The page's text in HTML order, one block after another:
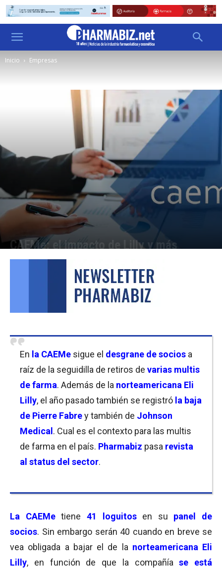
Inicio Empresas
CAEMe: el impacto de Lilly y más
Por Cristina Kroll - 22/07/2021 13:15
En la CAEMe sigue el desgrane de socios a
raíz de la seguidilla de retiros de varias multis
de farma. Además de la norteamericana Eli
Lilly, el año pasado también se registró la baja
de Pierre Fabrey también de Johnson
Medical . Cual es el contexto para las multis
de farma en el país. Pharmabiz pasa revista
al status del sector.
La CAEMe tiene 41 loguitosen su panel de
socios. Sin embargo serán 40 cuando en breve se
vea obligada a bajar el de la norteamericana Eli
Lilly, en función de que la compañíase está